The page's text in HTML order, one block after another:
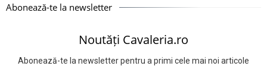
Abonează-te la newsletter
Noutăți Cavaleria.ro
Abonează-te la newsletter pentru a primi cele mai noi articole